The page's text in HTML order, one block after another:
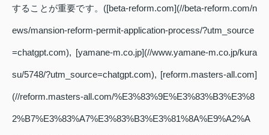
することが重要です。([beta-reform.com](//beta-reform.com/n
ews/mansion-reform-permit-application-process/?utm_source
=chatgpt.com), [yamane-m.co.jp](//www.yamane-m.co.jp/kura
su/5748/?utm_source=chatgpt.com), [reform.masters-all.com]
(//reform.masters-all.com/%E3%83%9E%E3%83%B3%E3%8
2%B7%E3%83%A7%E3%83%B3%E3%81%8A%E9%A2%A